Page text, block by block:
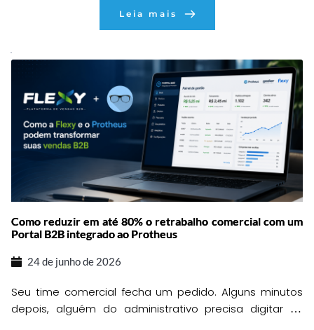
provavelmente já passou pela seguinte situação:
momento de levar todas aquelas alterações para
produção. À primeira vista parece uma tarefa […]
Leia mais
Como reduzir em até 80% o retrabalho comercial com um
Portal B2B integrado ao Protheus
24 de junho de 2026
Seu time comercial fecha um pedido. Alguns minutos
depois, alguém do administrativo precisa digitar as